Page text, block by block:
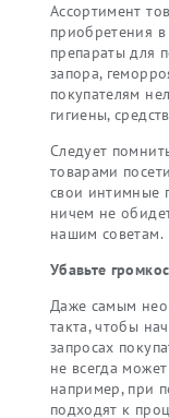
Ассортимент
приобретения
препараты для
запора,
покупателям
гигиены,
Следует
товарами
свои интимные
ничем не
нашим советам.
Убавьте
Даже самым
такта, чтобы
запросах
не всегда
например, при
подходят к